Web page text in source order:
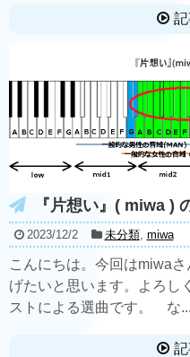
『片想い』( miwa )
2023/12/2 未分類, miwa
こんにちは。今回はmiwa
げたいと思います。よろし
ストによる選曲です。 な...